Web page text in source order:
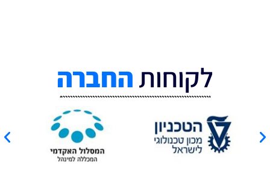
לקוחותהחברה